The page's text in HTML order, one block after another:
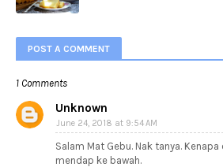
POST A COMMENT
1 Comments
Unknown
June 24, 2018 at 9:54 AM
Salam Mat Gebu. Nak tanya.
mendap ke bawah.